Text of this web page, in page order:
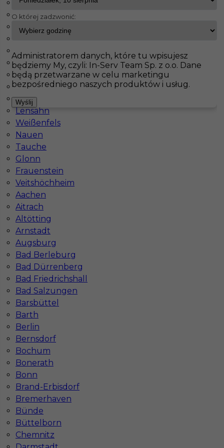
InServ Oferty pracy
Schorndorf
Seubersdorf
Neunkirchen
Schöps
Dillingen
Barleben
Vellmar
Wilkau-Haßlau
Lensahn
Weißenfels
Nauen
Tauche
Glonn
Frauenstein
Veitshöchheim
Aachen
Aitrach
Altötting
Arnstadt
Augsburg
Bad Berleburg
Bad Dürrenberg
Bad Friedrichshall
Bad Salzungen
Barsbüttel
Barth
Berlin
Bernsdorf
Bochum
Bonerath
Bonn
Brand-Erbisdorf
Bremerhaven
Bünde
Büttelborn
Chemnitz
Praca dla brukarza za granicą
Kategoria Prace budowlane
Lokalizacja
Wymagane języki
Stawka 14 - 16 € / h
1
Znaleziono 1 wyników
Najczęściej zadawane pytania (FAQ)
Jak znaleźć pracę za granicą?
Czy praca Niemcy na budowie nadal się
opłaca przy obecnych kosztach życia?
O której zadzwonić:
Administratorem danych, które tu wpisujesz
będziemy My, czyli: In-Serv Team Sp. z o.o. Dane
będą przetwarzane w celu marketingu
bezpośredniego naszych produktów i usług.
Wyślij